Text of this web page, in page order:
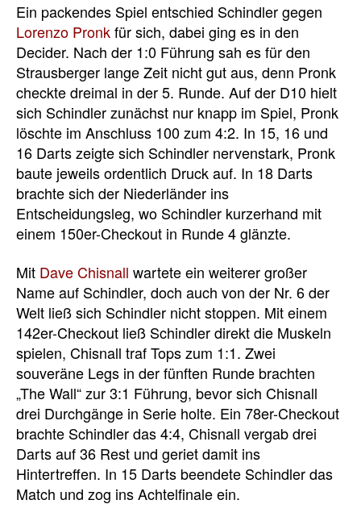
Ein packendes Spiel entschied Schindler gegen
Lorenzo Pronkfür sich, dabei ging es in den
Decider. Nach der 1:0 Führung sah es für den
Strausberger lange Zeit nicht gut aus, denn Pronk
checkte dreimal in der 5. Runde. Auf der D10 hielt
sich Schindler zunächst nur knapp im Spiel, Pronk
löschte im Anschluss 100 zum 4:2. In 15, 16 und
16 Darts zeigte sich Schindler nervenstark, Pronk
baute jeweils ordentlich Druck auf. In 18 Darts
brachte sich der Niederländer ins
Entscheidungsleg, wo Schindler kurzerhand mit
einem 150er-Checkout in Runde 4 glänzte.
Mit Dave Chisnall wartete ein weiterer großer
Name auf Schindler, doch auch von der Nr. 6 der
Welt ließ sich Schindler nicht stoppen. Mit einem
142er-Checkout ließ Schindler direkt die Muskeln
spielen, Chisnall traf Tops zum 1:1. Zwei
souveräne Legs in der fünften Runde brachten
„The Wall“ zur 3:1 Führung, bevor sich Chisnall
drei Durchgänge in Serie holte. Ein 78er-Checkout
brachte Schindler das 4:4, Chisnall vergab drei
Darts auf 36 Rest und geriet damit ins
Hintertreffen. In 15 Darts beendete Schindler das
Match und zog ins Achtelfinale ein.